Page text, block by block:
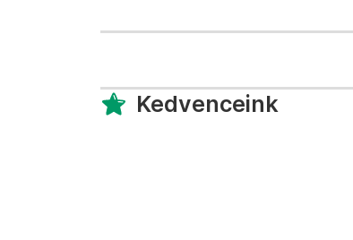
Kedvenceink